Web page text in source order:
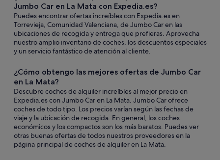
Jumbo Car en La Mata con Expedia.es?
Puedes encontrar ofertas increíbles con Expedia.es en
Torrevieja, Comunidad Valenciana, de Jumbo Car en las
ubicaciones de recogida y entrega que prefieras. Aprovecha
nuestro amplio inventario de coches, los descuentos especiales
y un servicio fantástico de atención al cliente.
¿Cómo obtengo las mejores ofertas de Jumbo Car
en La Mata?
Descubre coches de alquiler increíbles al mejor precio en
Expedia.es con Jumbo Car en La Mata. Jumbo Car ofrece
coches de todo tipo. Los precios varían según las fechas de
viaje y la ubicación de recogida. En general, los coches
económicos y los compactos son los más baratos. Puedes ver
otras buenas ofertas de todos nuestros proveedores en la
página principal de coches de alquiler en La Mata.